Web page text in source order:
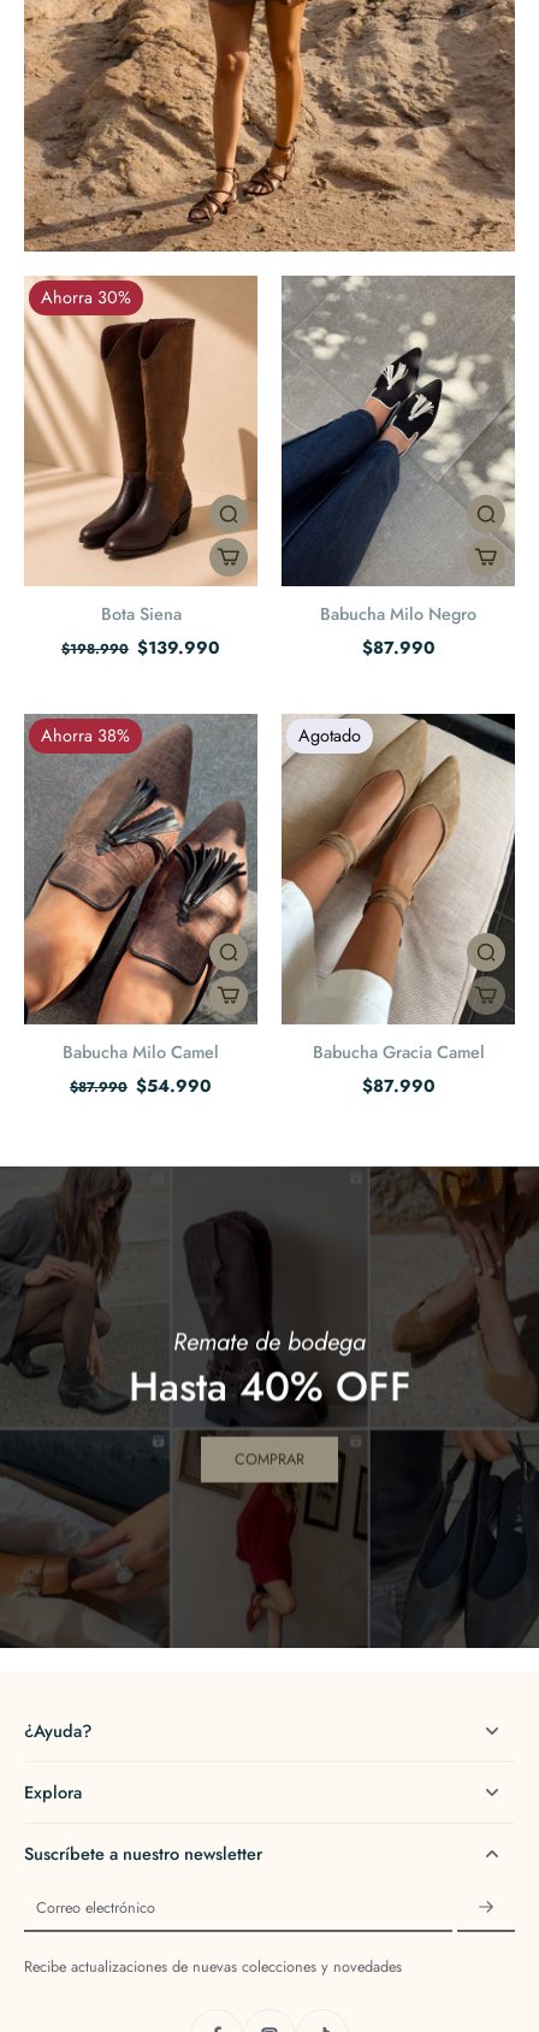
Ahorra 30%
Bota Siena
$198.990 $139.990
Babucha Milo Negro
$87.990
Ahorra 38%
Babucha Milo Camel
$87.990 $54.990
Agotado
Babucha Gracia Camel
$87.990
Remate de bodega
Hasta 40% OFF
COMPRAR
¿Ayuda?
Explora
Suscríbete a nuestro newsletter
Correo electrónico
Recibe actualizaciones de nuevas colecciones y novedades